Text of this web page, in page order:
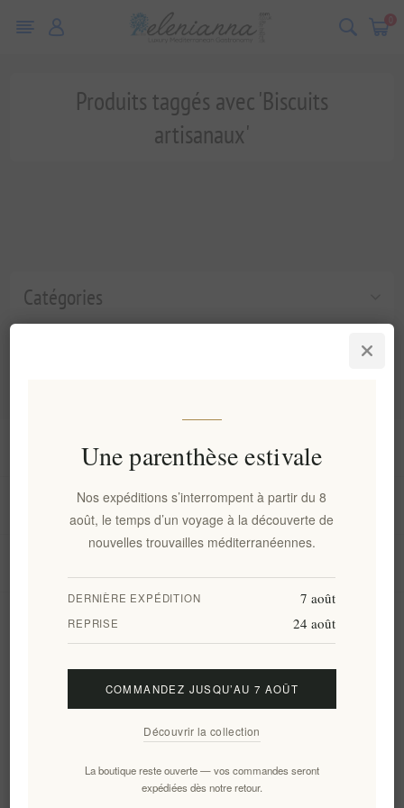
0
Catégories
Produits taggés avec 'Biscuits
artisanaux'
Information
Mon compte
S'abonner Se désinscrire
Une parenthèse estivale
Nos expéditions s’interrompent à partir du 8
août, le temps d’un voyage à la découverte de
nouvelles trouvailles méditerranéennes.
DERNIÈRE EXPÉDITION 7 août
REPRISE 24 août
COMMANDEZ JUSQU’AU 7 AOÛT
Découvrir la collection
La boutique reste ouverte — vos commandes seront
expédiées dès notre retour.